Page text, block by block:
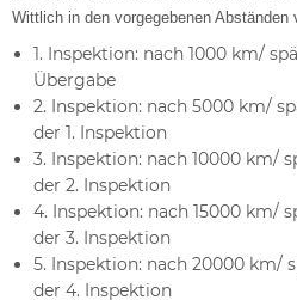
Wittlich in den vorgegebenen Abständen
1. Inspektion: nach 1000 km/
Übergabe
2. Inspektion: nach 5000 km/
der 1. Inspektion
3. Inspektion: nach 10000 km/
der 2. Inspektion
4. Inspektion: nach 15000 km/
der 3. Inspektion
5. Inspektion: nach 20000 km/
der 4. Inspektion